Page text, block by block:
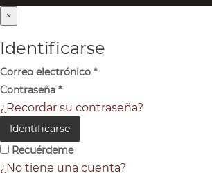
×
Identificarse
Correo electrónico *
Contraseña *
¿Recordar su contraseña?
Identificarse
Recuérdeme
¿No tiene una cuenta?